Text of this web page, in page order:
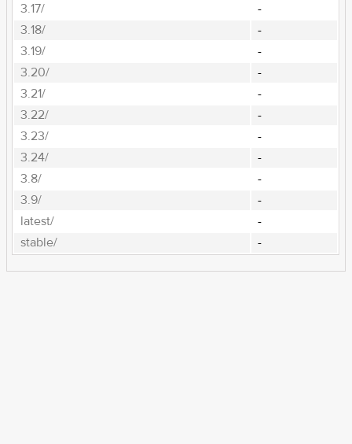
3.17/
-
3.18/
-
3.19/
-
3.20/
-
3.21/
-
3.22/
-
3.23/
-
3.24/
-
3.8/
-
3.9/
-
latest/
-
stable/
-